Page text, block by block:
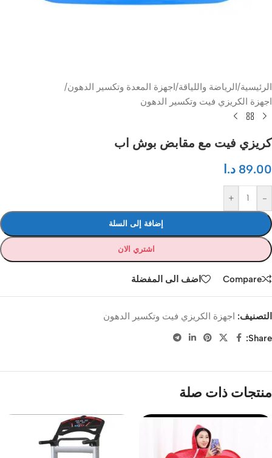
الرئيسية/الرياضة واللياقة/اجهزة المعدة وتكسير الدهون/
اجهزة الكريزي فيت وتكسير الدهون
كريزي فيت مع مقابض بوش اب
89.00 د.ا
-
+
إضافة إلى السلة
اشتري الان
Compare اضف الى المفضلة
التصنيف: اجهزة الكريزي فيت وتكسير الدهون
Share:
منتجات ذات صلة